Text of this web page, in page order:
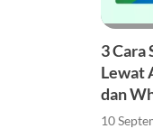
3 Cara
Lewat
dan
10